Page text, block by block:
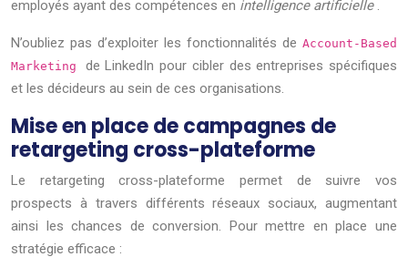
employés ayant des compétences en intelligence artificielle .
N’oubliez pas d’exploiter les fonctionnalités de Account-Based
Marketing de LinkedIn pour cibler des entreprises spécifiques
et les décideurs au sein de ces organisations.
Mise en place de campagnes de
retargeting cross-plateforme
Le retargeting cross-plateforme permet de suivre vos
prospects à travers différents réseaux sociaux, augmentant
ainsi les chances de conversion. Pour mettre en place une
stratégie efficace :